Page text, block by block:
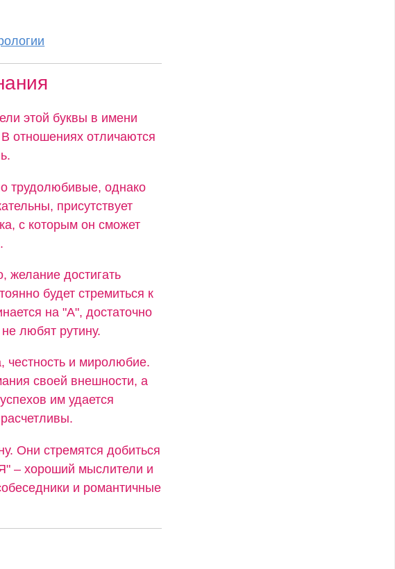
этой буквы в имени
отношениях отличаются
трудолюбивые, однако
присутствует
с которым он сможет
желание достигать
будет стремиться к
на "А", достаточно
любят рутину.
честность и миролюбие.
своей внешности, а
им удается
Они стремятся добиться
– хороший мыслители и
и романтичные